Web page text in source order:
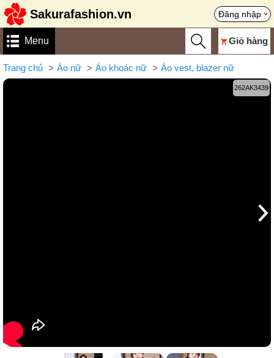
Sakurafashion.vn Đăng nhập
Menu Giỏ hàng
Trang chủ Áo nữ Áo khoác nữ Áo vest, blazer nữ
262AK3439